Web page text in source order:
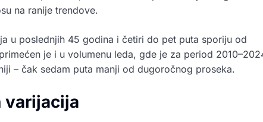
na ranije trendove.
u poslednjih 45 godina i četiri do pet puta sporiju od
je i u volumenu leda, gde je za period
– čak sedam puta manji od dugoročnog proseka.
varijacija